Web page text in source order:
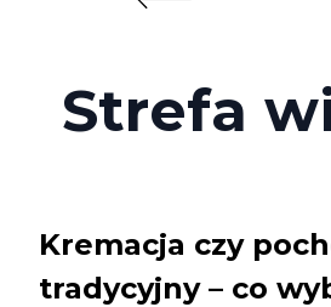
Strefa
Kremacja czy
tradycyjny – co